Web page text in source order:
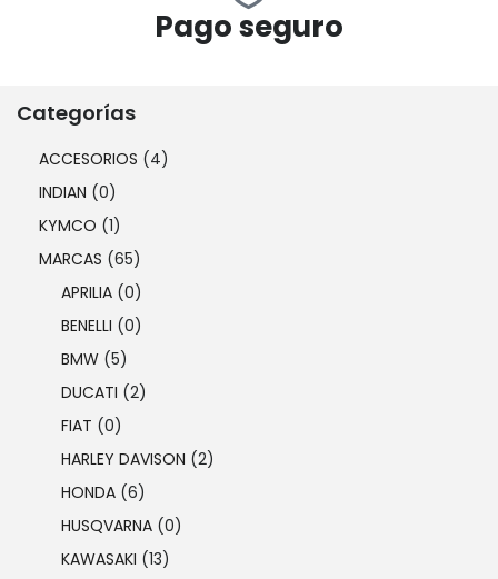
Pago seguro
Categorías
ACCESORIOS (4)
INDIAN (0)
KYMCO (1)
MARCAS (65)
APRILIA (0)
BENELLI (0)
BMW (5)
DUCATI (2)
FIAT (0)
HARLEY DAVISON (2)
HONDA (6)
HUSQVARNA (0)
KAWASAKI (13)